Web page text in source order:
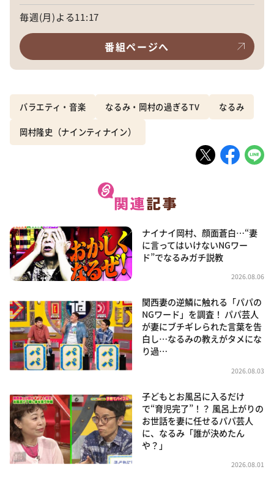
毎週(月)よる11:17
番組ページへ
バラエティ・音楽 なるみ・岡村の過ぎるTV なるみ
岡村隆史（ナインティナイン）
ナイナイ岡村、顔面蒼白…“妻
に言ってはいけないNGワー
ド”でなるみガチ説教
2026.08.06
関西妻の逆鱗に触れる「パパの
NGワード」を調査！ パパ芸人
が妻にブチギレられた言葉を告
白し…なるみの教えがタメにな
り過…
2026.08.03
子どもとお風呂に入るだけ
で“育児完了”！？ 風呂上がりの
お世話を妻に任せるパパ芸人
に、なるみ「誰が決めたん
や？」
2026.08.01